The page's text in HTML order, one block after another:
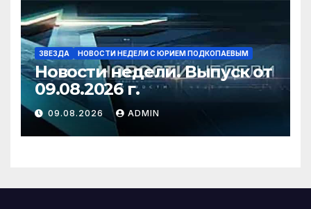
ЗВЕЗДА НОВОСТИ НЕДЕЛИ С ЮРИЕМ ПОДКОПАЕВЫМ
Новости недели. Выпуск от
09.08.2026 г.
09.08.2026 ADMIN